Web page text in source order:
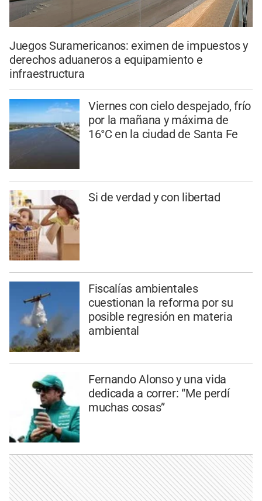
Juegos Suramericanos: eximen de impuestos y
derechos aduaneros a equipamiento e
infraestructura
Viernes con cielo despejado, frío
por la mañana y máxima de
16°C en la ciudad de Santa Fe
Si de verdad y con libertad
Fiscalías ambientales
cuestionan la reforma por su
posible regresión en materia
ambiental
Fernando Alonso y una vida
dedicada a correr: “Me perdí
muchas cosas”